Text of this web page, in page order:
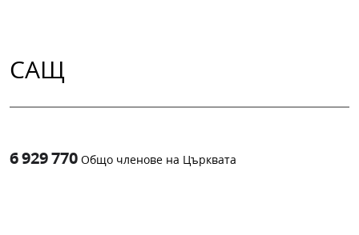
САЩ
6 929 770 Общо членове на Църквата